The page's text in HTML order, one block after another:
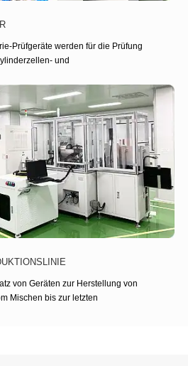
WEITERLESENBATTERIETESTER
Prüfgeräte werden für die Prüfung
und
die Kapazität und den
von Geräten zur Herstellung von
Mischen bis zur letzten